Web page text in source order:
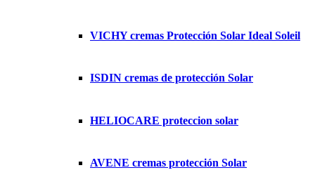
VICHY cremas Protección Solar Ideal Soleil
ISDIN cremas de protección Solar
HELIOCARE proteccion solar
AVENE cremas protección Solar